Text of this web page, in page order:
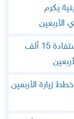
يكرم
الأربعين
معهد القرآن الكريم النسوي يعلن استفادة 15 ألف
زيارة الأربعين